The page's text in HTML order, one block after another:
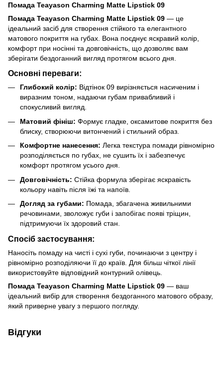
Помада Teayason Charming Matte Lipstick 09
Помада Teayason Charming Matte Lipstick 09 — це
ідеальний засіб для створення стійкого та елегантного
матового покриття на губах. Вона поєднує яскравий колір,
комфорт при носінні та довговічність, що дозволяє вам
зберігати бездоганний вигляд протягом всього дня.
Основні переваги:
Глибокий колір: Відтінок 09 вирізняється насиченим і
виразним тоном, надаючи губам привабливий і
спокусливий вигляд.
Матовий фініш: Формує гладке, оксамитове покриття без
блиску, створюючи витончений і стильний образ.
Комфортне нанесення: Легка текстура помади рівномірно
розподіляється по губах, не сушить їх і забезпечує
комфорт протягом усього дня.
Довговічність: Стійка формула зберігає яскравість
кольору навіть після їжі та напоїв.
Догляд за губами: Помада, збагачена живильними
речовинами, зволожує губи і запобігає появі тріщин,
підтримуючи їх здоровий стан.
Спосіб застосування:
Наносіть помаду на чисті і сухі губи, починаючи з центру і
рівномірно розподіляючи її до країв. Для більш чіткої лінії
використовуйте відповідний контурний олівець.
Помада Teayason Charming Matte Lipstick 09 — ваш
ідеальний вибір для створення бездоганного матового образу,
який приверне увагу з першого погляду.
Відгуки